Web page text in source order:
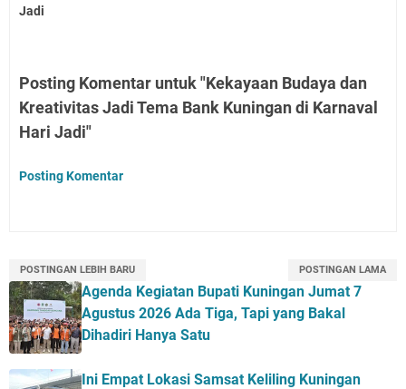
Jadi
Posting Komentar untuk "Kekayaan Budaya dan
Kreativitas Jadi Tema Bank Kuningan di Karnaval
Hari Jadi"
Posting Komentar
POSTINGAN LEBIH BARU POSTINGAN LAMA
Agenda Kegiatan Bupati Kuningan Jumat 7
Agustus 2026 Ada Tiga, Tapi yang Bakal
Dihadiri Hanya Satu
Ini Empat Lokasi Samsat Keliling Kuningan